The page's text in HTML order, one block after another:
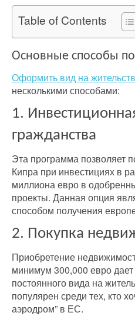
Table of Contents
Основные способы
Оформить вид на
несколькими способами:
1.
гражданства
Эта программа позволяет
Кипра при инвестициях в
миллиона евро в
проекты. Данная опция
способом получения
2. Покупка
Приобретение
минимум 300,000 евро
постоянного вида на
популярен среди тех, кто
аэродром” в ЕС.